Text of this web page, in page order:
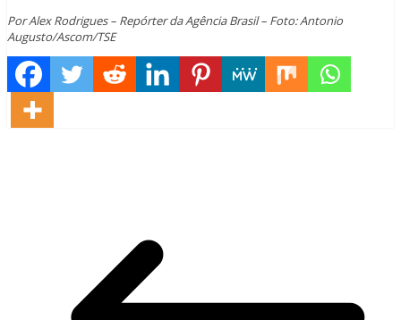
Por Alex Rodrigues – Repórter da Agência Brasil – Foto: Antonio
Augusto/Ascom/TSE